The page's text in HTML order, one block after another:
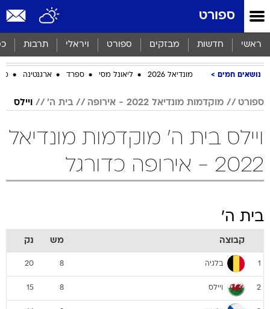
ספורט
ראשי חדשות מבזקים ספורט ויראלי תרבות
נושאים חמים מונדיאל 2026 ליאונל מסי ספרד ארגנטינה
ספורט מוקדמות מונדיאל 2022 - אירופה בית ה' ויילס
ויילס בית ה' מוקדמות מונדיאל
2022 - אירופה כדורגל
בית ה'
קבוצה מש נק
1 בלגיה 8
20
2 ויילס 8
15